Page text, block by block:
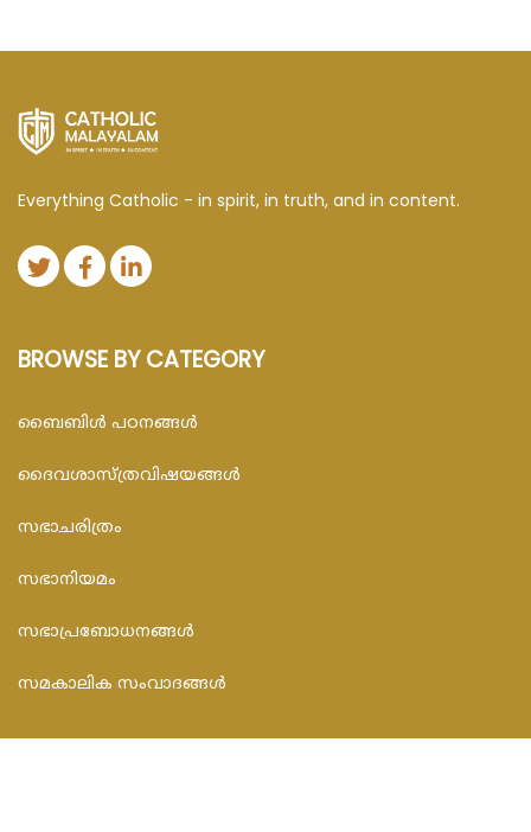
Everything Catholic - in spirit, in truth, and in content.
BROWSE BY CATEGORY
ബൈബിള്‍ പഠനങ്ങള്‍
ദൈവശാസ്ത്രവിഷയങ്ങള്‍
സഭാചരിത്രം
സഭാനിയമം
സഭാപ്രബോധനങ്ങള്‍
സമകാലിക സംവാദങ്ങൾ